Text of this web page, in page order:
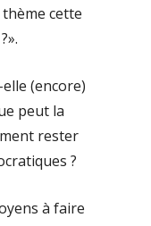
cette
(encore)
peut la
rester
?
à faire